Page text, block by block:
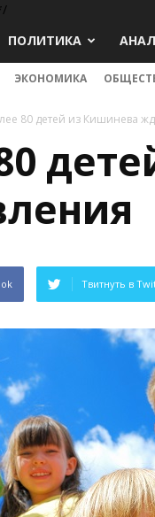
ПОЛИТИКА
ЭКОНОМИКА
80 детей из Кишинева
Твитнуть в